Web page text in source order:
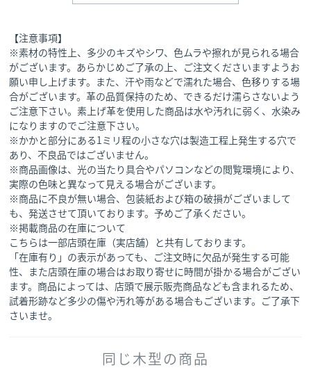
【注意事項】
※素材の特性上、多少のキズやシワ、色ムラや擦れが見られる場合
がございます。あらかじめご了承の上、ご注文くださいますようお
願い申し上げます。また、汗や雨などで濡れた場合、色移りする場
合がございます。革の品質保持のため、できるだけ濡らさないよう
ご注意下さい。素上げ革を使用した商品は水や汚れに弱く、水染み
になりますのでご注意下さい。
※かかと部分にある1ミリ程の小さな穴は製造工程上発生する穴で
あり、不良品ではございません。
※商品画像は、光の当たり具合やパソコンなどの閲覧環境により、
実際の色味と異なって見える場合がございます。
※商品に不良が無い場合、包装紙および箱の破損がございまして
も、発送させて頂いております。予めご了承ください。
※掲載商品の在庫について
こちらは一部店頭在庫（実店舗）と共有しております。
「在庫有り」の表示があっても、ご注文時に欠品が発生する可能
性、また店頭在庫の場合はお取り寄せに時間が掛かる場合がござい
ます。商品によっては、店頭で展示販売商品なども含まれるため、
試着形跡など多少の傷や汚れ等がある場合もございます。ご了承下
さいませ。
同じ木型の商品